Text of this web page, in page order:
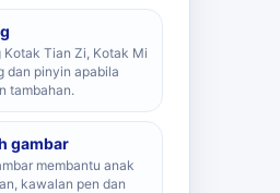
Tian Zi, Kotak Mi
dan pinyin apabila
tambahan.
gambar
membantu anak
kawalan pen dan